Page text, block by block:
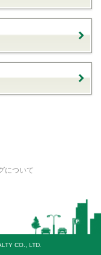
について
CO., LTD.